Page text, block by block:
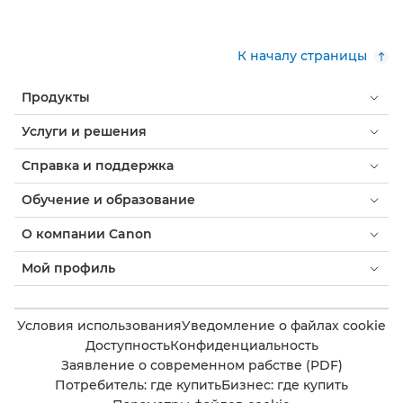
К началу страницы
Продукты
Услуги и решения
Справка и поддержка
Обучение и образование
О компании Canon
Мой профиль
Условия использованияУведомление о файлах cookie
ДоступностьКонфиденциальность
Заявление о современном рабстве (PDF)
Потребитель: где купитьБизнес: где купить